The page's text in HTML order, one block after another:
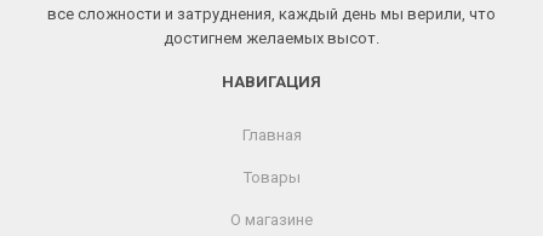
все сложности и затруднения, каждый день мы верили, что
достигнем желаемых высот.
НАВИГАЦИЯ
Главная
Товары
О магазине